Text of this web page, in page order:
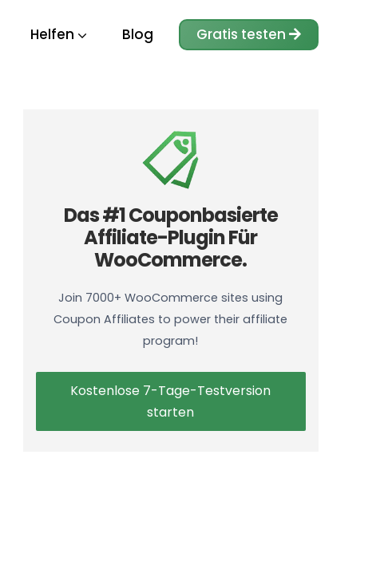
Helfen Blog Gratis testen
Das #1 Couponbasierte
Affiliate-Plugin Für
WooCommerce.
Join 7000+ WooCommerce sites using
Coupon Affiliates to power their affiliate
program!
Kostenlose 7-Tage-Testversion
starten